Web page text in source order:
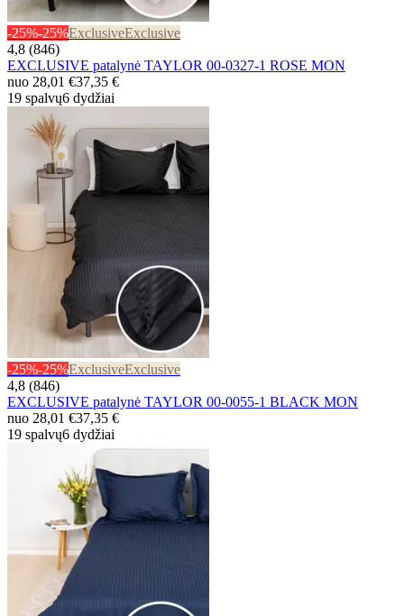
-25%-25%ExclusiveExclusive
4,8 (846)
EXCLUSIVE patalynė TAYLOR 00-0327-1 ROSE MON
nuo 28,01 €37,35 €
19 spalvų6 dydžiai
-25%-25%ExclusiveExclusive
4,8 (846)
EXCLUSIVE patalynė TAYLOR 00-0055-1 BLACK MON
nuo 28,01 €37,35 €
19 spalvų6 dydžiai